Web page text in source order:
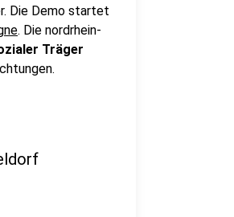
Die Demo startet
. Die nordrhein-
Träger